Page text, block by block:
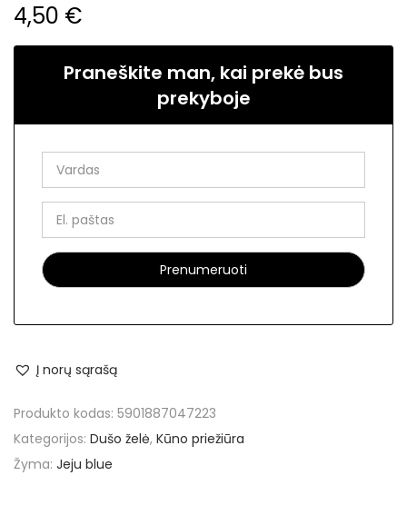
4,50 €
Praneškite man, kai prekė bus
prekyboje
Į norų sąrašą
Produkto kodas: 5901887047223
Kategorijos: Dušo želė, Kūno priežiūra
Žyma: Jeju blue